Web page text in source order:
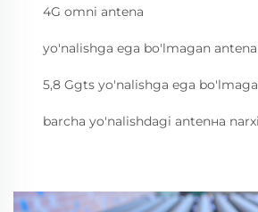
4G omni antena
yo'nalishga ega bo'lmagan
5,8 Ggts yo'nalishga ega
barcha yo'nalishdagi antenна narxi